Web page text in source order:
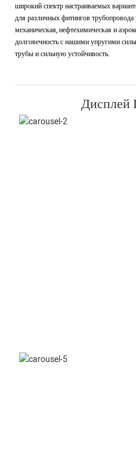
широкий спектр настраиваемых
для различных фитингов трубопровода
механическая, нефтехимическая и
долговечность с нашими упругими
трубы и сильную устойчивость.
Дисплей